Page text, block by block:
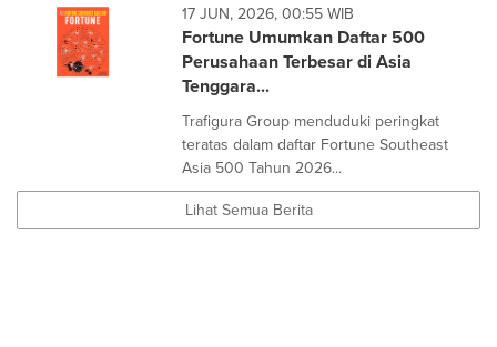
17 JUN, 2026, 00:55 WIB
Fortune Umumkan Daftar 500
Perusahaan Terbesar di Asia
Tenggara...
Trafigura Group menduduki peringkat
teratas dalam daftar Fortune Southeast
Asia 500 Tahun 2026...
Lihat Semua Berita